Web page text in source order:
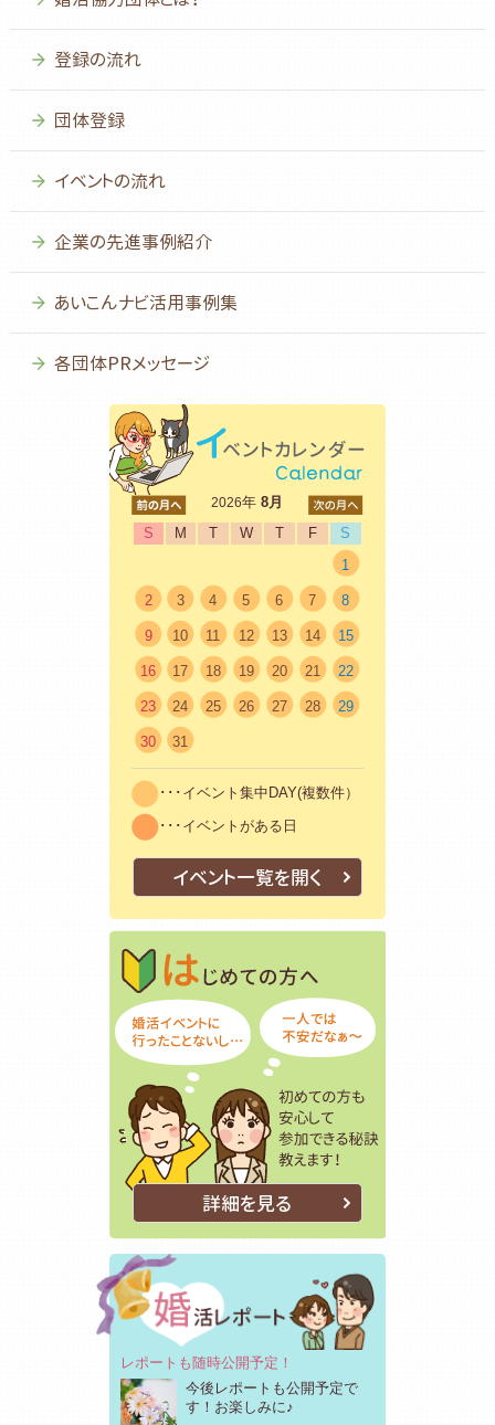
登録の流れ
団体登録
イベントの流れ
企業の先進事例紹介
あいこんナビ活用事例集
各団体PRメッセージ
2026年8月
S
M T W T F
S
1
2 3 4 5 6 7 8
9 10 11 12 13 14 15
16 17 18 19 20 21 22
23 24 25 26 27 28 29
30 31
･･･イベント集中DAY(複数件）
･･･イベントがある日
イベント一覧を開く
はじめての方
詳細を見る
レポートも随時公開予定！
今後レポートも公開予定で
す！お楽しみに♪